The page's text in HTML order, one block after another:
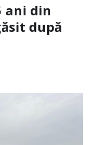
ani din
după